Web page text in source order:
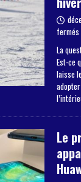
fermés
La
Est-ce
laisse
Le